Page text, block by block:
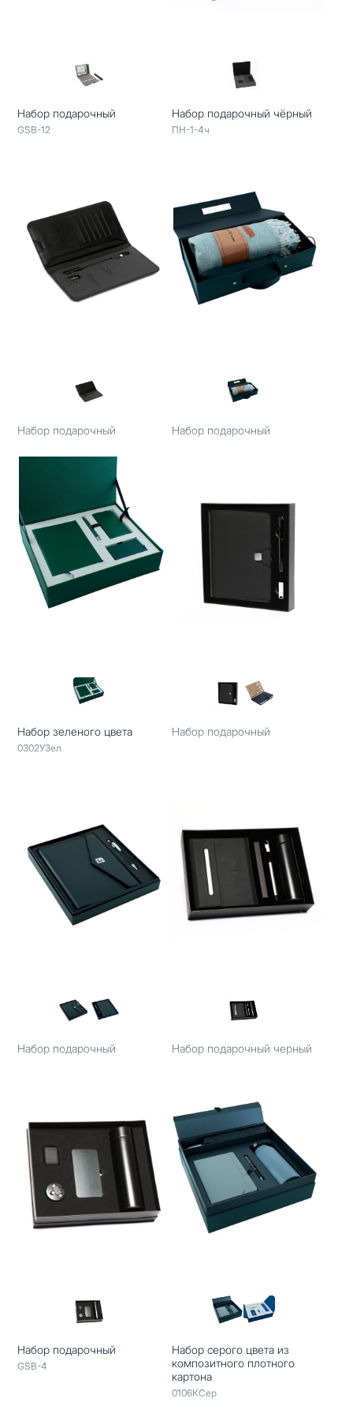
Набор подарочный
GSB-12
Набор подарочный чёрный
ПН-1-4ч
Набор подарочный Набор подарочный
Набор зеленого цвета
0302УЗел
Набор подарочный
Набор подарочный Набор подарочный черный
Набор подарочный
GSB-4
Набор серого цвета из
композитного плотного
картона
0106КСер